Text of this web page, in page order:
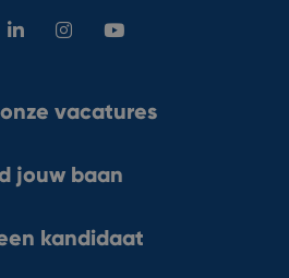
vacatures
jouw baan
kandidaat